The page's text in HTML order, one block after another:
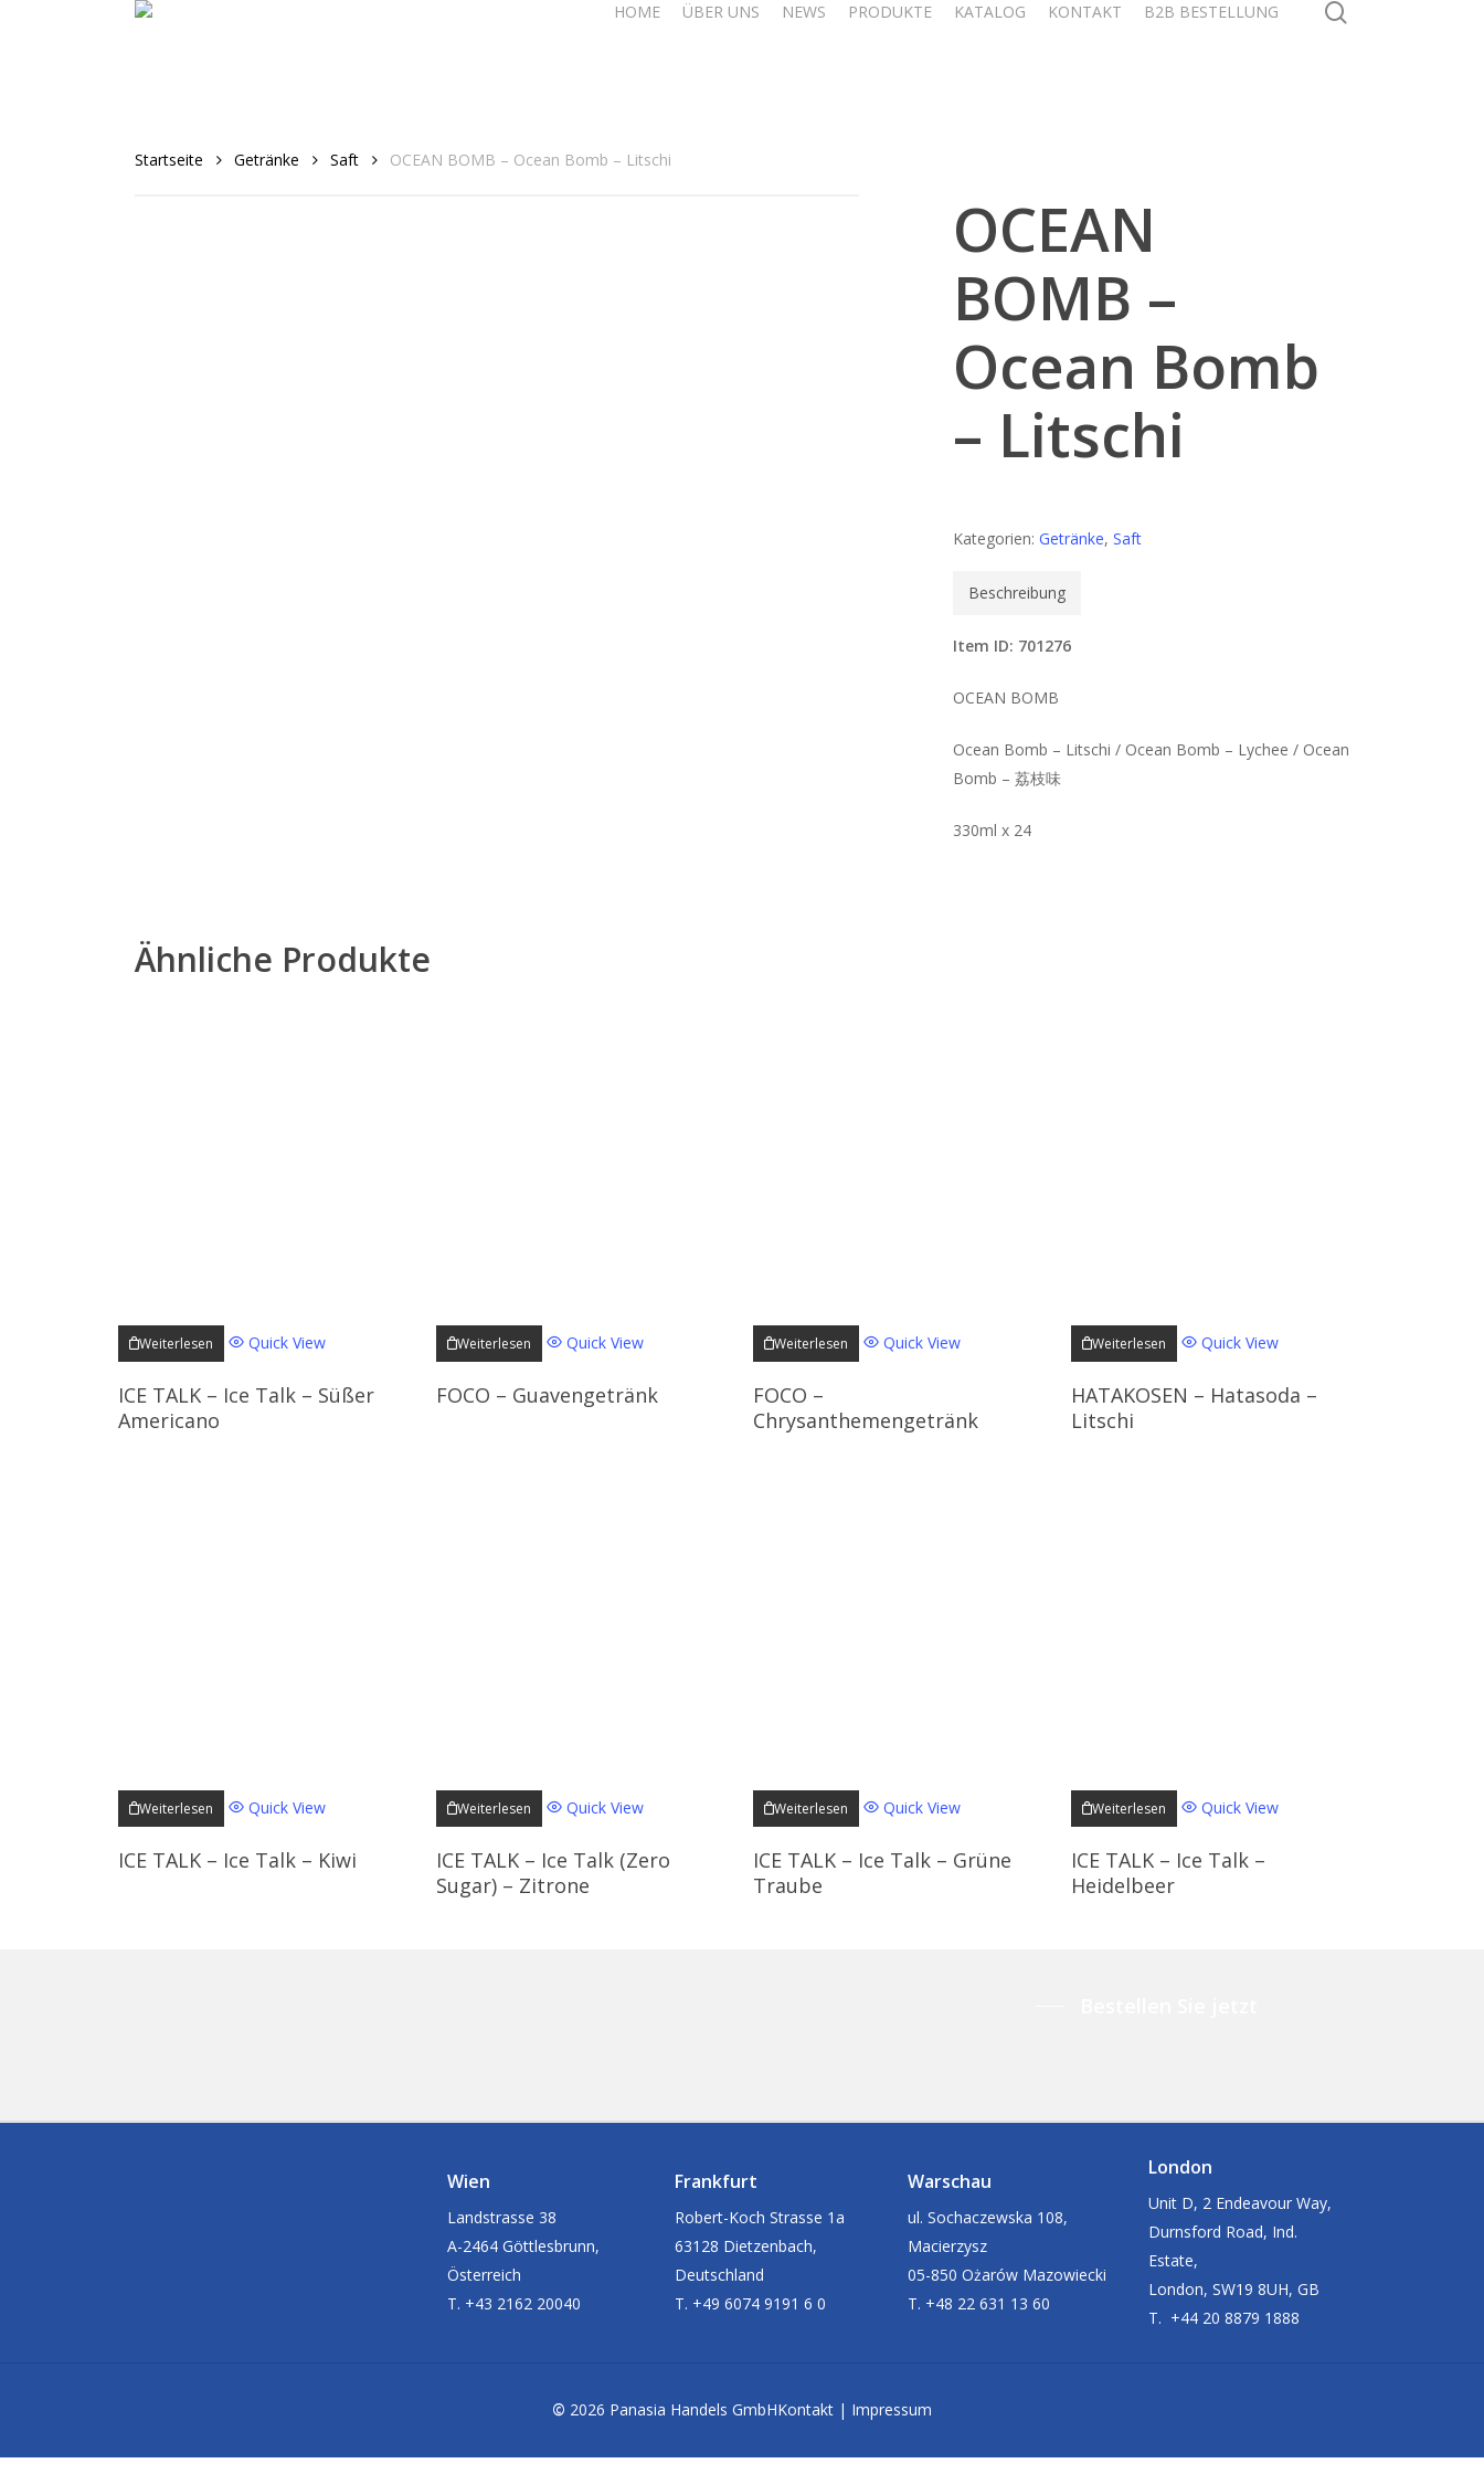
HOME ÜBER UNS NEWS PRODUKTE KATALOG KONTAKT B2B BESTELLUNG
Startseite Getränke Saft OCEAN BOMB – Ocean Bomb – Litschi
OCEAN
BOMB –
Ocean Bomb
– Litschi
Kategorien: Getränke, Saft
Beschreibung
Item ID: 701276
OCEAN BOMB
Ocean Bomb – Litschi / Ocean Bomb – Lychee / Ocean
Bomb – 荔枝味
330ml x 24
Ähnliche Produkte
Weiterlesen Quick View
ICE TALK – Ice Talk – Süßer
Americano
Weiterlesen Quick View
FOCO – Guavengetränk
Weiterlesen Quick View
FOCO –
Chrysanthemengetränk
Weiterlesen Quick View
HATAKOSEN – Hatasoda –
Litschi
Weiterlesen Quick View
ICE TALK – Ice Talk – Kiwi
Weiterlesen Quick View
ICE TALK – Ice Talk (Zero
Sugar) – Zitrone
Weiterlesen Quick View
ICE TALK – Ice Talk – Grüne
Traube
Weiterlesen Quick View
ICE TALK – Ice Talk –
Heidelbeer
Wien
Landstrasse 38
A-2464 Göttlesbrunn,
Österreich
T. +43 2162 20040
Frankfurt
Robert-Koch Strasse 1a
63128 Dietzenbach,
Deutschland
T. +49 6074 9191 6 0
Warschau
ul. Sochaczewska 108,
Macierzysz
05-850 Ożarów Mazowiecki
T. +48 22 631 13 60
London
Unit D, 2 Endeavour Way,
Durnsford Road, Ind.
Estate,
London, SW19 8UH, GB
T. +44 20 8879 1888
© 2026 Panasia Handels GmbHKontakt | Impressum